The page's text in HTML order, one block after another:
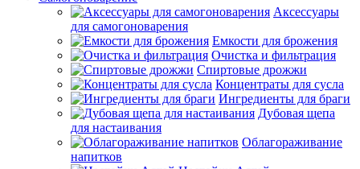
Аксессуары
для самогоноварения
Емкости для брожения
Очистка и фильтрация
Спиртовые дрожжи
Концентраты для сусла
Ингредиенты для браги
Дубовая щепа
для настаивания
Облагораживание
напитков